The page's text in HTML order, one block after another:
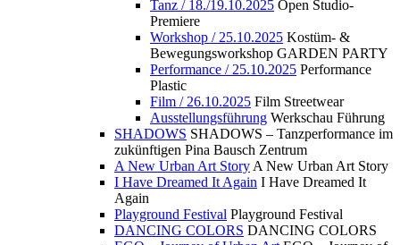
Tanz / 18./19.10.2025 Open Studio-
Premiere
Workshop / 25.10.2025 Kostüm- &
Bewegungsworkshop GARDEN PARTY
Performance / 25.10.2025 Performance
Plastic
Film / 26.10.2025 Film Streetwear
Ausstellungsführung Werkschau Führung
SHADOWS SHADOWS – Tanzperformance im
zukünftigen Pina Bausch Zentrum
A New Urban Art Story A New Urban Art Story
I Have Dreamed It Again I Have Dreamed It
Again
Playground Festival Playground Festival
DANCING COLORS DANCING COLORS